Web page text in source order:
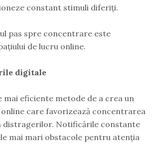
constant stimuli diferiți.
pas spre concentrare este
de lucru online.
digitale
mai eficiente metode de a crea un
care favorizează concentrarea
distragerilor. Notificările constante
mai mari obstacole pentru atenția